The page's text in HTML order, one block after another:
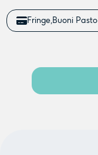
Fringe Buoni Pasto